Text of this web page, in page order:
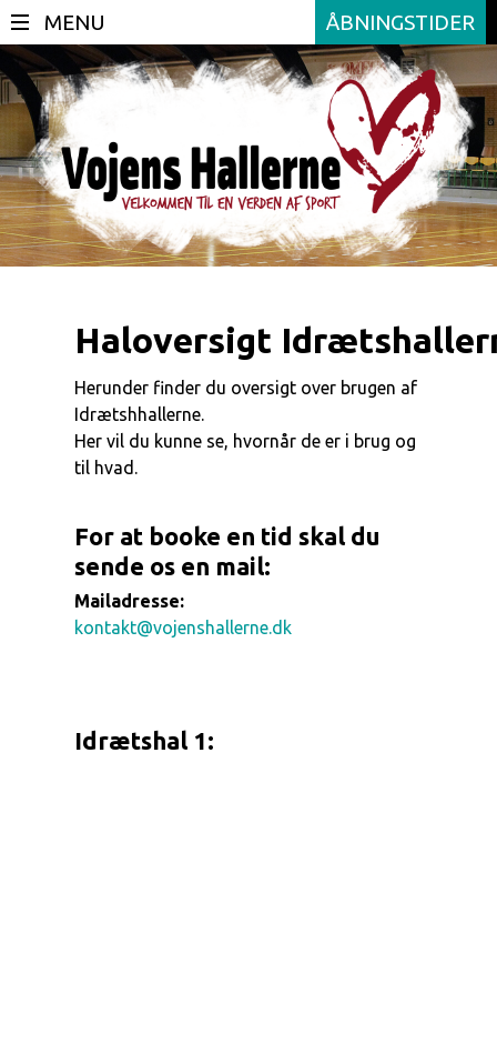
ÅBNINGSTIDER
Haloversigt
Herunder finder du oversigt over brugen af
Idrætshhallerne.
Her vil du kunne se, hvornår de er i brug og
til hvad.
For at booke en tid skal du
sende os en mail:
Mailadresse:
kontakt@vojenshallerne.dk
Idrætshal 1: